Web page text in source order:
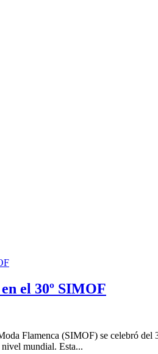
el 30º SIMOF
Flamenca (SIMOF) se celebró
nivel mundial. Esta...